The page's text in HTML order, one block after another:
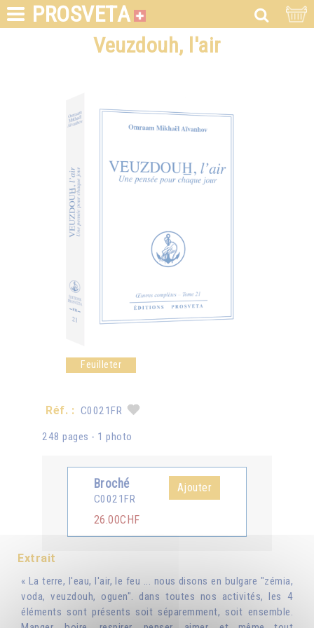
PROSVETA
Veuzdouh, l'air
Feuilleter
Réf. : C0021FR
248 pages - 1 photo
Broché
C0021FR
26.00CHF
Ajouter
Extrait
« La terre, l'eau, l'air, le feu ... nous disons en bulgare "zémia,
voda, veuzdouh, oguen". dans toutes nos activités, les 4
éléments sont présents soit séparemment, soit ensemble.